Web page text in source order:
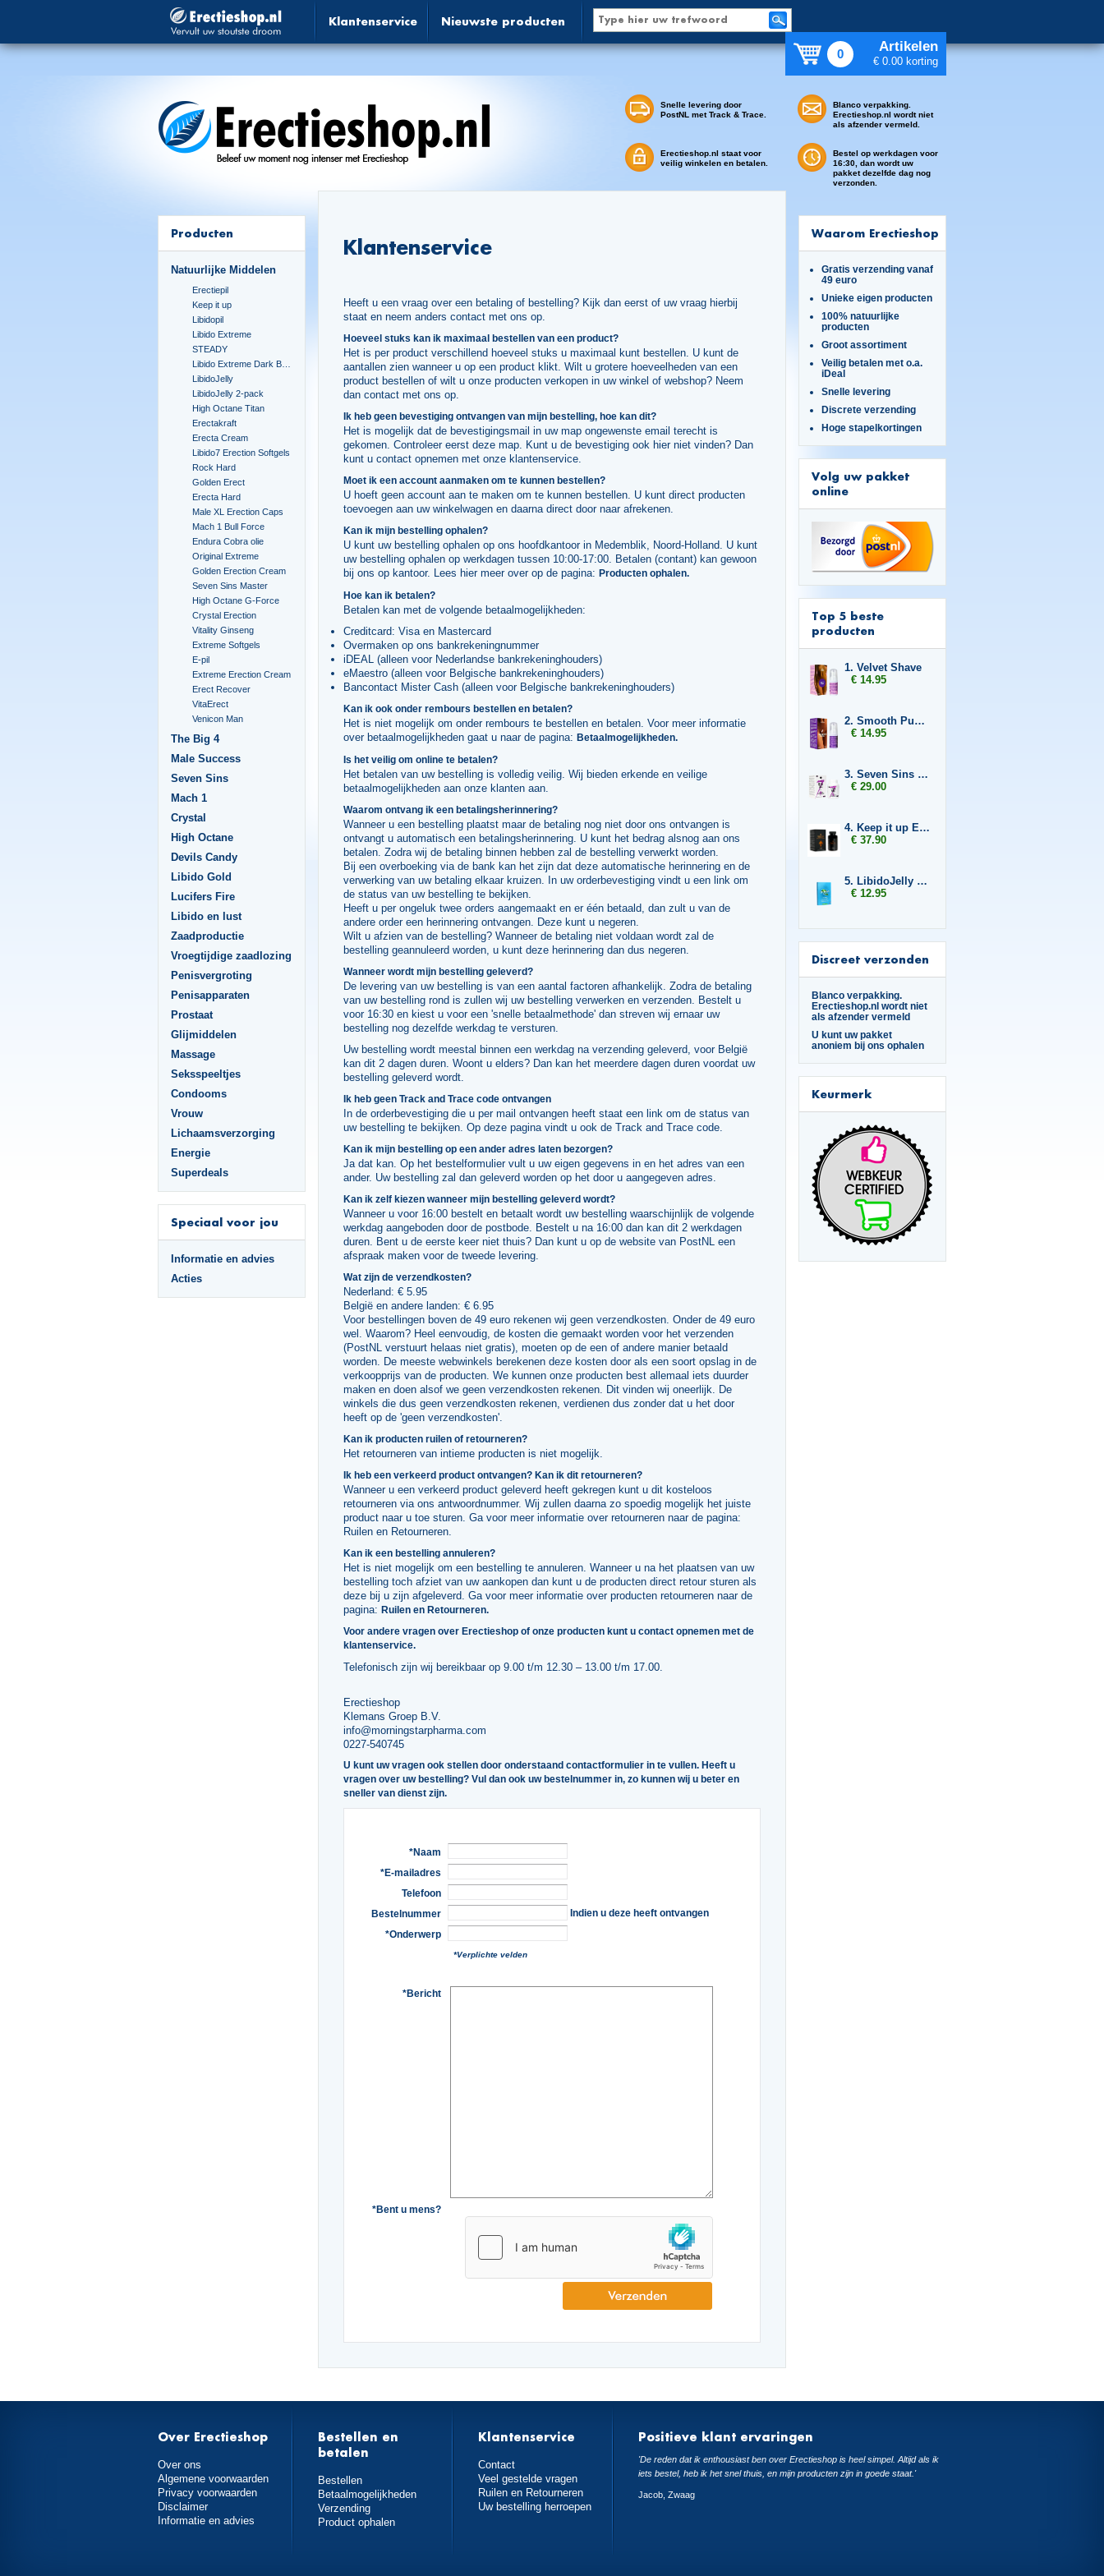
Klantenservice Nieuwste producten
0 Artikelen
€ 0.00 korting
Snelle levering door
PostNL met Track & Trace.
Erectieshop.nl staat voor
veilig winkelen en betalen.
Blanco verpakking.
Erectieshop.nl wordt niet
als afzender vermeld.
Bestel op werkdagen voor
16:30, dan wordt uw
pakket dezelfde dag nog
verzonden.
Producten
Natuurlijke Middelen
Erectiepil
Keep it up
Libidopil
Libido Extreme
STEADY
LibidoJelly
LibidoJelly 2-pack
High Octane Titan
Erectakraft
Erecta Cream
Libido7 Erection Softgels
Rock Hard
Golden Erect
Erecta Hard
Male XL Erection Caps
Mach 1 Bull Force
Endura Cobra olie
Original Extreme
Golden Erection Cream
Seven Sins Master
High Octane G-Force
Crystal Erection
Vitality Ginseng
Extreme Softgels
E-pil
Extreme Erection Cream
Erect Recover
VitaErect
Venicon Man
The Big 4
Male Success
Seven Sins
Mach 1
Crystal
High Octane
Devils Candy
Libido Gold
Lucifers Fire
Libido en lust
Zaadproductie
Vroegtijdige zaadlozing
Penisvergroting
Penisapparaten
Prostaat
Glijmiddelen
Massage
Seksspeeltjes
Condooms
Vrouw
Lichaamsverzorging
Energie
Superdeals
Speciaal voor jou
Informatie en advies
Acties
Klantenservice
Heeft u een vraag over een betaling of bestelling? Kijk dan eerst of uw vraag hierbij
staat en neem anders contact met ons op.
Hoeveel stuks kan ik maximaal bestellen van een product?
Het is per product verschillend hoeveel stuks u maximaal kunt bestellen. U kunt de
aantallen zien wanneer u op een product klikt. Wilt u grotere hoeveelheden van een
product bestellen of wilt u onze producten verkopen in uw winkel of webshop? Neem
dan contact met ons op.
Ik heb geen bevestiging ontvangen van mijn bestelling, hoe kan dit?
Het is mogelijk dat de bevestigingsmail in uw map ongewenste email terecht is
gekomen. Controleer eerst deze map. Kunt u de bevestiging ook hier niet vinden? Dan
kunt u contact opnemen met onze klantenservice.
Moet ik een account aanmaken om te kunnen bestellen?
U hoeft geen account aan te maken om te kunnen bestellen. U kunt direct producten
toevoegen aan uw winkelwagen en daarna direct door naar afrekenen.
Kan ik mijn bestelling ophalen?
U kunt uw bestelling ophalen op ons hoofdkantoor in Medemblik, Noord-Holland. U kunt
uw bestelling ophalen op werkdagen tussen 10:00-17:00. Betalen (contant) kan gewoon
bij ons op kantoor. Lees hier meer over op de pagina: Producten ophalen.
Hoe kan ik betalen?
Betalen kan met de volgende betaalmogelijkheden:
Creditcard: Visa en Mastercard
Overmaken op ons bankrekeningnummer
iDEAL (alleen voor Nederlandse bankrekeninghouders)
eMaestro (alleen voor Belgische bankrekeninghouders)
Bancontact Mister Cash (alleen voor Belgische bankrekeninghouders)
Kan ik ook onder rembours bestellen en betalen?
Het is niet mogelijk om onder rembours te bestellen en betalen. Voor meer informatie
over betaalmogelijkheden gaat u naar de pagina: Betaalmogelijkheden.
Is het veilig om online te betalen?
Het betalen van uw bestelling is volledig veilig. Wij bieden erkende en veilige
betaalmogelijkheden aan onze klanten aan.
Waarom ontvang ik een betalingsherinnering?
Wanneer u een bestelling plaatst maar de betaling nog niet door ons ontvangen is
ontvangt u automatisch een betalingsherinnering. U kunt het bedrag alsnog aan ons
betalen. Zodra wij de betaling binnen hebben zal de bestelling verwerkt worden.
Bij een overboeking via de bank kan het zijn dat deze automatische herinnering en de
verwerking van uw betaling elkaar kruizen. In uw orderbevestiging vindt u een link om
de status van uw bestelling te bekijken.
Heeft u per ongeluk twee orders aangemaakt en er één betaald, dan zult u van de
andere order een herinnering ontvangen. Deze kunt u negeren.
Wilt u afzien van de bestelling? Wanneer de betaling niet voldaan wordt zal de
bestelling geannuleerd worden, u kunt deze herinnering dan dus negeren.
Wanneer wordt mijn bestelling geleverd?
De levering van uw bestelling is van een aantal factoren afhankelijk. Zodra de betaling
van uw bestelling rond is zullen wij uw bestelling verwerken en verzenden. Bestelt u
voor 16:30 en kiest u voor een 'snelle betaalmethode' dan streven wij ernaar uw
bestelling nog dezelfde werkdag te versturen.
Uw bestelling wordt meestal binnen een werkdag na verzending geleverd, voor België
kan dit 2 dagen duren. Woont u elders? Dan kan het meerdere dagen duren voordat uw
bestelling geleverd wordt.
Ik heb geen Track and Trace code ontvangen
In de orderbevestiging die u per mail ontvangen heeft staat een link om de status van
uw bestelling te bekijken. Op deze pagina vindt u ook de Track and Trace code.
Kan ik mijn bestelling op een ander adres laten bezorgen?
Ja dat kan. Op het bestelformulier vult u uw eigen gegevens in en het adres van een
ander. Uw bestelling zal dan geleverd worden op het door u aangegeven adres.
Kan ik zelf kiezen wanneer mijn bestelling geleverd wordt?
Wanneer u voor 16:00 bestelt en betaalt wordt uw bestelling waarschijnlijk de volgende
werkdag aangeboden door de postbode. Bestelt u na 16:00 dan kan dit 2 werkdagen
duren. Bent u de eerste keer niet thuis? Dan kunt u op de website van PostNL een
afspraak maken voor de tweede levering.
Wat zijn de verzendkosten?
Nederland: € 5.95
België en andere landen: € 6.95
Voor bestellingen boven de 49 euro rekenen wij geen verzendkosten. Onder de 49 euro
wel. Waarom? Heel eenvoudig, de kosten die gemaakt worden voor het verzenden
(PostNL verstuurt helaas niet gratis), moeten op de een of andere manier betaald
worden. De meeste webwinkels berekenen deze kosten door als een soort opslag in de
verkoopprijs van de producten. We kunnen onze producten best allemaal iets duurder
maken en doen alsof we geen verzendkosten rekenen. Dit vinden wij oneerlijk. De
winkels die dus geen verzendkosten rekenen, verdienen dus zonder dat u het door
heeft op de 'geen verzendkosten'.
Kan ik producten ruilen of retourneren?
Het retourneren van intieme producten is niet mogelijk.
Ik heb een verkeerd product ontvangen? Kan ik dit retourneren?
Wanneer u een verkeerd product geleverd heeft gekregen kunt u dit kosteloos
retourneren via ons antwoordnummer. Wij zullen daarna zo spoedig mogelijk het juiste
product naar u toe sturen. Ga voor meer informatie over retourneren naar de pagina:
Ruilen en Retourneren.
Kan ik een bestelling annuleren?
Het is niet mogelijk om een bestelling te annuleren. Wanneer u na het plaatsen van uw
bestelling toch afziet van uw aankopen dan kunt u de producten direct retour sturen als
deze bij u zijn afgeleverd. Ga voor meer informatie over producten retourneren naar de
pagina: Ruilen en Retourneren.
Voor andere vragen over Erectieshop of onze producten kunt u contact opnemen met de
klantenservice.
Telefonisch zijn wij bereikbaar op 9.00 t/m 12.30 – 13.00 t/m 17.00.
Erectieshop
Klemans Groep B.V.
info@morningstarpharma.com
0227-540745
U kunt uw vragen ook stellen door onderstaand contactformulier in te vullen. Heeft u
vragen over uw bestelling? Vul dan ook uw bestelnummer in, zo kunnen wij u beter en
sneller van dienst zijn.
*Naam
*E-mailadres
Telefoon
Bestelnummer
Indien u deze heeft ontvangen
*Onderwerp
*Verplichte velden
*Bericht
*Bent u mens?
Waarom Erectieshop
Gratis verzending vanaf
49 euro
Unieke eigen producten
100% natuurlijke
producten
Groot assortiment
Veilig betalen met o.a.
iDeal
Snelle levering
Discrete verzending
Hoge stapelkortingen
Volg uw pakket
online
Top 5 beste
producten
1. Velvet Shave
€ 14.95
2. Smooth Pussy
€ 14.95
3. Seven Sins Lust
€ 29.00
4. Keep it up Enlargement 2x
€ 37.90
5. LibidoJelly 2-pack
€ 12.95
Discreet verzonden
Blanco verpakking.
Erectieshop.nl wordt niet
als afzender vermeld
U kunt uw pakket
anoniem bij ons ophalen
Keurmerk
Over Erectieshop
Over ons
Algemene voorwaarden
Privacy voorwaarden
Disclaimer
Informatie en advies
Bestellen en
betalen
Bestellen
Betaalmogelijkheden
Verzending
Product ophalen
Klantenservice
Contact
Veel gestelde vragen
Ruilen en Retourneren
Uw bestelling herroepen
Positieve klant ervaringen
'De reden dat ik enthousiast ben over Erectieshop is heel simpel. Altijd als ik
iets bestel, heb ik het snel thuis, en mijn producten zijn in goede staat.'
Jacob, Zwaag